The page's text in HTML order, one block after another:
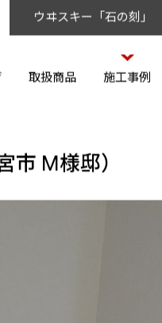
取扱商品 施工事例
ウヰスキー「石の刻」
市 M様邸）